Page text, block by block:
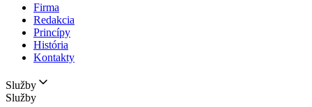
Firma
Redakcia
Princípy
História
Kontakty
Služby
Služby